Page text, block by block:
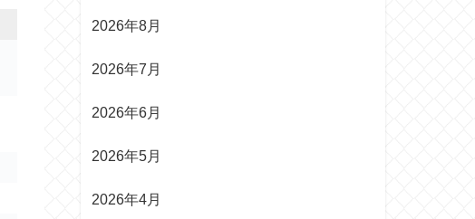
2026年8月
2026年7月
2026年6月
2026年5月
2026年4月